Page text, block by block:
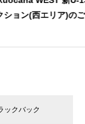
(西エリア)のご案
ックバック